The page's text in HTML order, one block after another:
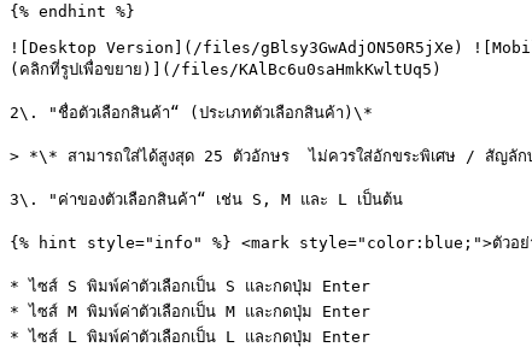
{% endhint %}
![Desktop Version](/files/gBlsy3GwAdjON50R5jXe)
(คลิกที่รูปเพื่อขยาย)](/files/KAlBc6u0saHmkKwltUq5)
2\. "ชื่อตัวเลือกสินค้า“ (ประเภทตัวเลือกสินค้า)\*
> *\* สามารถใส่ได้สูงสุด 25 ตัวอักษร  ไม่ควรใส่อักขระพิเศษ / สัญลัก
3\. "ค่าของตัวเลือกสินค้า“ เช่น S, M และ L เป็นต้น
{% hint style="info" %} <mark style="color:blue;">ตัวอย่าง</
* ไซส์ S พิมพ์ค่าตัวเลือกเป็น S และกดปุ่ม Enter
* ไซส์ M พิมพ์ค่าตัวเลือกเป็น M และกดปุ่ม Enter
* ไซส์ L พิมพ์ค่าตัวเลือกเป็น L และกดปุ่ม Enter